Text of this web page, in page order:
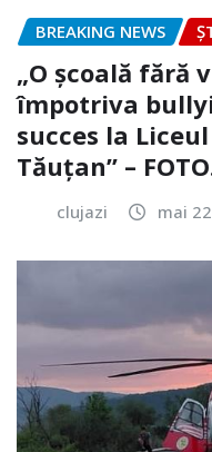
BREAKING NEWS
„O școală fără
împotriva
succes la
Tăuțan” –
clujazi mai